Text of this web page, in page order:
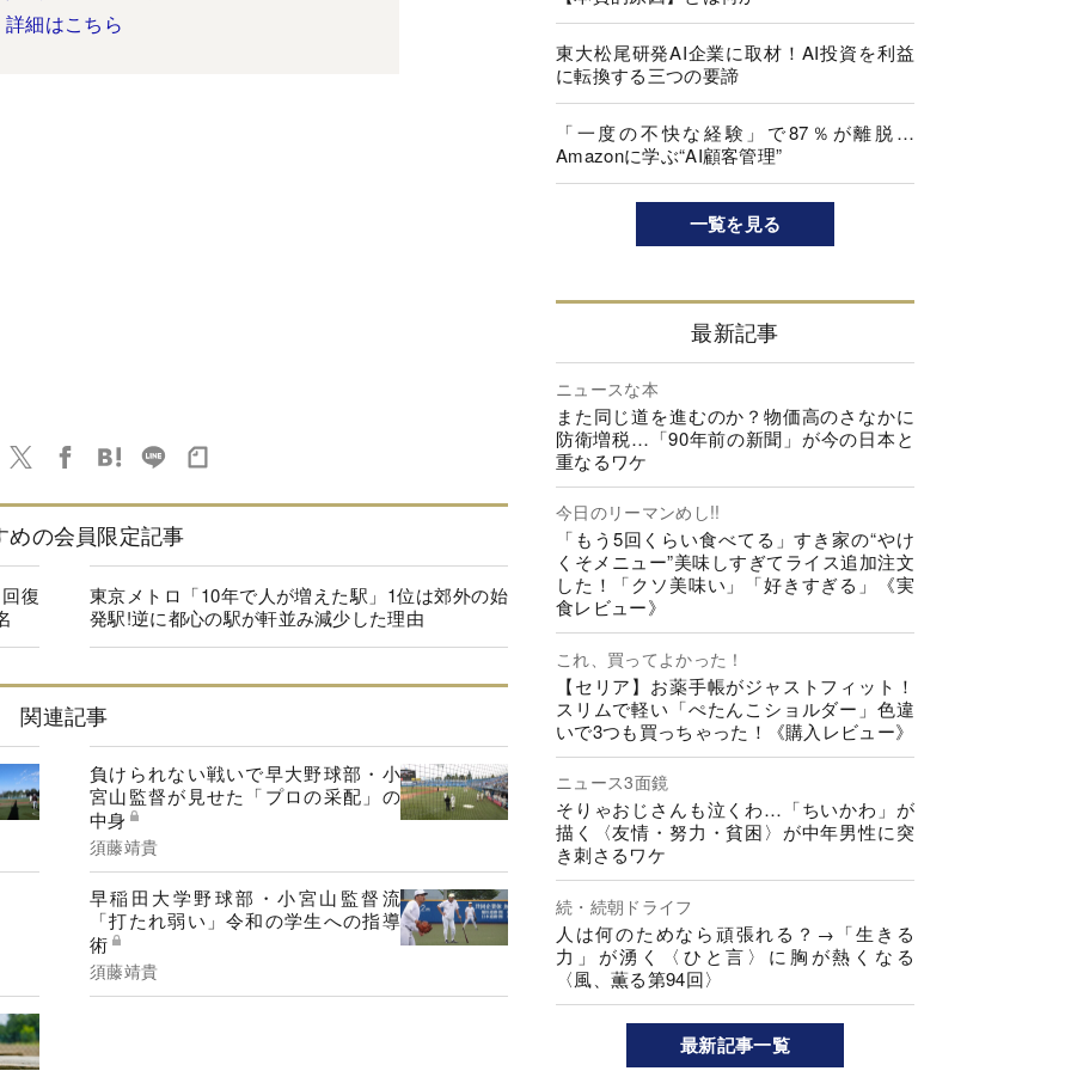
詳細はこちら
めの会員限定記事
復
東京メトロ「10年で人が増えた駅」1位は郊外の始
発駅!逆に都心の駅が軒並み減少した理由
関連記事
負けられない戦いで早大野球部・小
宮山監督が見せた「プロの采配」の
中身
須藤靖貴
早稲田大学野球部・小宮山監督流
「打たれ弱い」令和の学生への指導
術
須藤靖貴
東大松尾研発AI企業に取材！AI投資を利益
に転換する三つの要諦
「一度の不快な経験」で87％が離脱…
Amazonに学ぶ“AI顧客管理”
一覧を見る
最新記事
ニュースな本
また同じ道を進むのか？物価高のさなかに
防衛増税…「90年前の新聞」が今の日本と
重なるワケ
今日のリーマンめし!!
「もう5回くらい食べてる」すき家の“やけ
くそメニュー”美味しすぎてライス追加注文
した！「クソ美味い」「好きすぎる」《実
食レビュー》
これ、買ってよかった！
【セリア】お薬手帳がジャストフィット！
スリムで軽い「ぺたんこショルダー」色違
いで3つも買っちゃった！《購入レビュー》
ニュース3面鏡
そりゃおじさんも泣くわ…「ちいかわ」が
描く〈友情・努力・貧困〉が中年男性に突
き刺さるワケ
続・続朝ドライフ
人は何のためなら頑張れる？→「生きる
力」が湧く〈ひと言〉に胸が熱くなる
〈風、薫る第94回〉
最新記事一覧